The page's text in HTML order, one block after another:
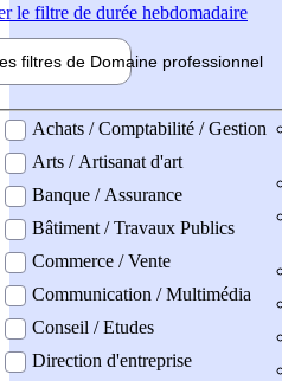
le filtre de durée hebdomadaire
filtres de Domaine professionnel
professionel
Achats / Comptabilité / Gestion
Arts / Artisanat d'art
Banque / Assurance
Bâtiment / Travaux Publics
Commerce / Vente
Communication / Multimédia
Conseil / Etudes
Direction d'entreprise